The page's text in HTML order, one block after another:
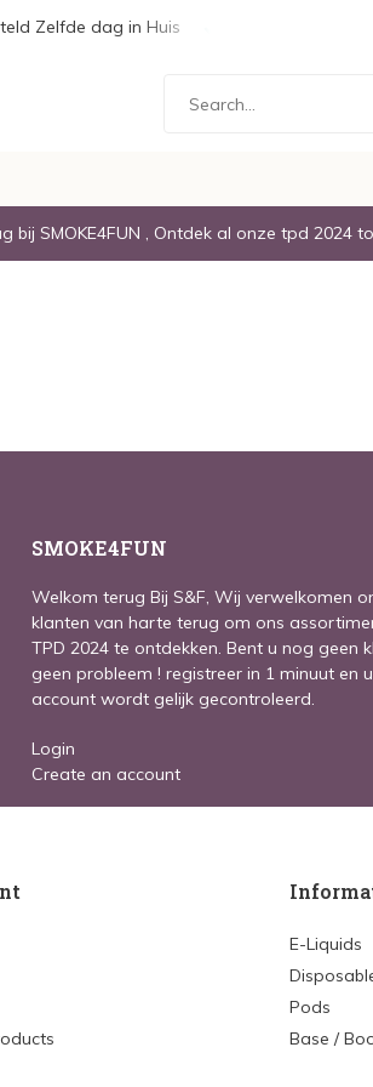
Zelfde dag in Huis
bij SMOKE4FUN , Ontdek al onze tpd 2024
SMOKE4FUN
Welkom terug Bij S&F, Wij verwelkomen
klanten van harte terug om ons
TPD 2024 te ontdekken. Bent u nog geen
geen probleem ! registreer in 1 minuut en u
account wordt gelijk gecontroleerd.
Login
Create an account
E-Liquids
Pods
Base /